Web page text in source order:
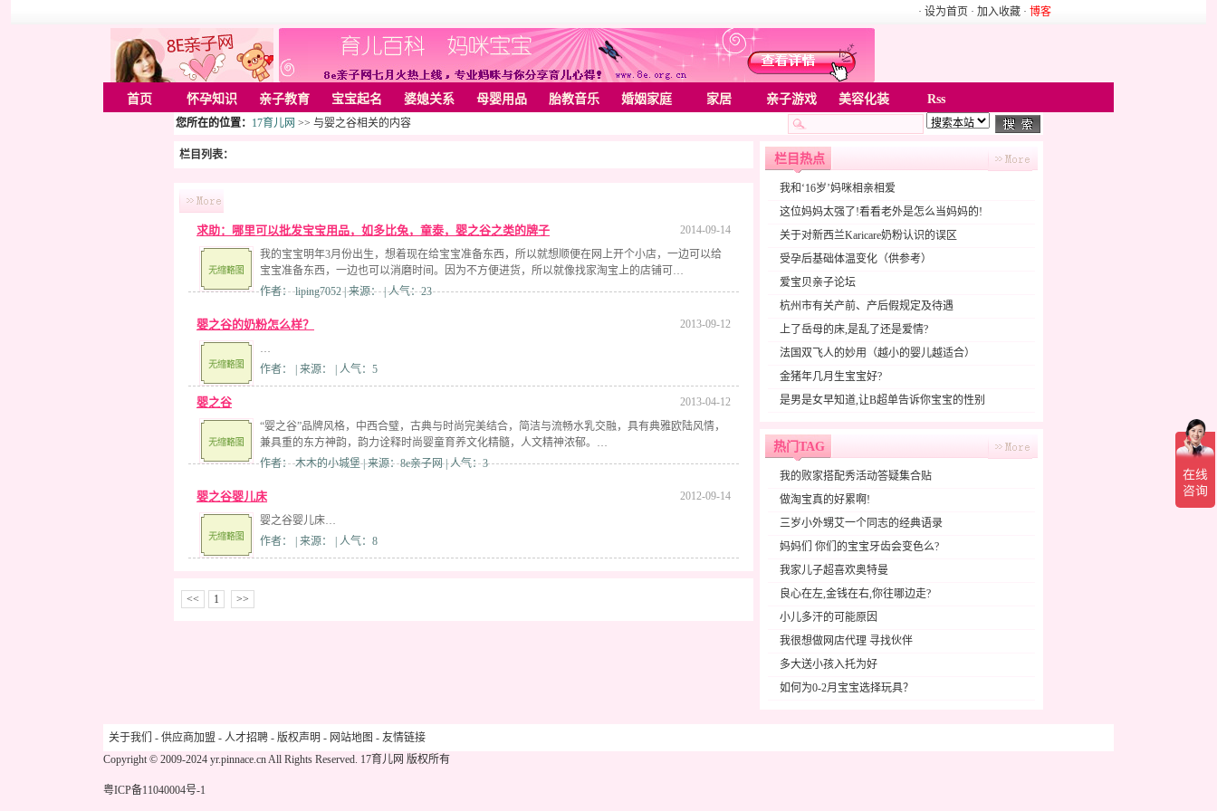
· 设为首页 · 加入收藏 · 博客
首页 怀孕知识 亲子教育 宝宝起名 婆媳关系 母婴用品 胎教音乐 婚姻家庭 家居 亲子游戏 美容化装 Rss
您所在的位置： 17育儿网 >> 与婴之谷相关的内容
栏目列表：
2014-09-14
求助：哪里可以批发宝宝用品，如多比兔，童泰，婴之谷之类的牌子
我的宝宝明年3月份出生，想着现在给宝宝准备东西，所以就想顺便在网上开个小店，一边可以给
宝宝准备东西，一边也可以消磨时间。因为不方便进货，所以就像找家淘宝上的店铺可…
作者： liping7052 | 来源： | 人气：23
2013-09-12
婴之谷的奶粉怎么样？
作者： | 来源： | 人气：5
2013-04-12
婴之谷
“婴之谷”品牌风格，中西合璧，古典与时尚完美结合，简洁与流畅水乳交融，具有典雅欧陆风情，
兼具重的东方神韵，韵力诠释时尚婴童育养文化精髓，人文精神浓郁。…
作者： 木木的小城堡 | 来源：8e亲子网 | 人气：3
2012-09-14
婴之谷婴儿床
婴之谷婴儿床…
作者： | 来源： | 人气：8
<< 1 >>
栏目热点
我和‘16岁’妈咪相亲相爱
这位妈妈太强了!看看老外是怎么当妈妈的!
关于对新西兰Karicare奶粉认识的误区
受孕后基础体温变化（供参考）
爱宝贝亲子论坛
杭州市有关产前、产后假规定及待遇
上了岳母的床,是乱了还是爱情?
法国双飞人的妙用（越小的婴儿越适合）
金猪年几月生宝宝好?
是男是女早知道,让B超单告诉你宝宝的性别
热门TAG
我的败家搭配秀活动答疑集合贴
做淘宝真的好累啊!
三岁小外甥艾一个同志的经典语录
妈妈们 你们的宝宝牙齿会变色么?
我家儿子超喜欢奥特曼
良心在左,金钱在右,你往哪边走?
小儿多汗的可能原因
我很想做网店代理 寻找伙伴
多大送小孩入托为好
如何为0-2月宝宝选择玩具？
关于我们 - 供应商加盟 - 人才招聘 - 版权声明 - 网站地图 - 友情链接
Copyright © 2009-2024 yr.pinnace.cn All Rights Reserved. 17育儿网 版权所有
粤ICP备11040004号-1